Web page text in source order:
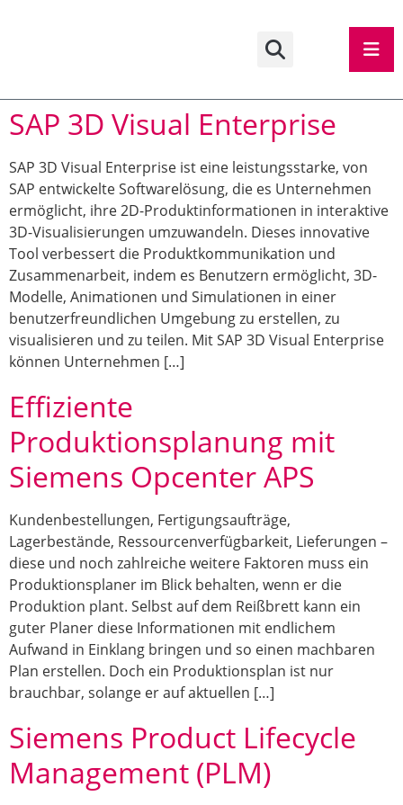
SAP 3D Visual Enterprise
SAP 3D Visual Enterprise ist eine leistungsstarke, von
SAP entwickelte Softwarelösung, die es Unternehmen
ermöglicht, ihre 2D-Produktinformationen in interaktive
3D-Visualisierungen umzuwandeln. Dieses innovative
Tool verbessert die Produktkommunikation und
Zusammenarbeit, indem es Benutzern ermöglicht, 3D-
Modelle, Animationen und Simulationen in einer
benutzerfreundlichen Umgebung zu erstellen, zu
visualisieren und zu teilen. Mit SAP 3D Visual Enterprise
können Unternehmen […]
Effiziente
Produktionsplanung mit
Siemens Opcenter APS
Kundenbestellungen, Fertigungsaufträge,
Lagerbestände, Ressourcenverfügbarkeit, Lieferungen –
diese und noch zahlreiche weitere Faktoren muss ein
Produktionsplaner im Blick behalten, wenn er die
Produktion plant. Selbst auf dem Reißbrett kann ein
guter Planer diese Informationen mit endlichem
Aufwand in Einklang bringen und so einen machbaren
Plan erstellen. Doch ein Produktionsplan ist nur
brauchbar, solange er auf aktuellen […]
Siemens Product Lifecycle
Management (PLM)